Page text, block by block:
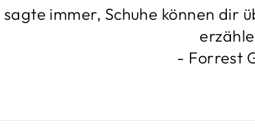
immer, Schuhe können dir
- Forrest